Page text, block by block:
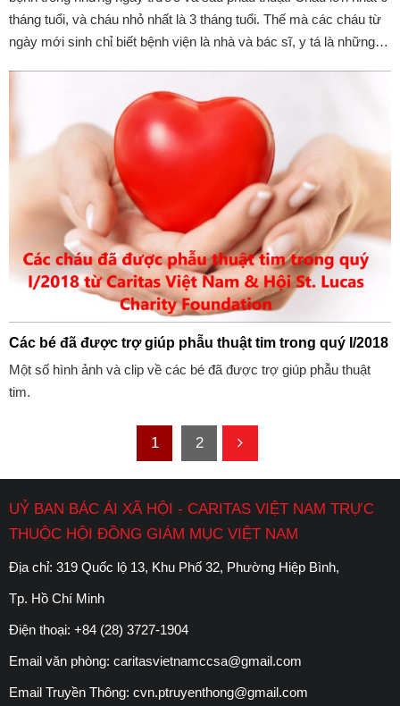
tháng tuổi, và cháu nhỏ nhất là 3 tháng tuổi. Thế mà các cháu từ
ngày mới sinh chỉ biết bệnh viện là nhà và bác sĩ, y tá là những
Các bé đã được trợ giúp phẫu thuật tim trong quý I/2018
Một số hình ảnh và clip về các bé đã được trợ giúp phẫu thuật
tim.
1 2
UỶ BAN BÁC ÁI XÃ HỘI - CARITAS VIỆT NAM TRỰC
THUỘC HỘI ĐỒNG GIÁM MỤC VIỆT NAM
Địa chỉ: 319 Quốc lộ 13, Khu Phố 32, Phường Hiệp Bình,
Tp. Hồ Chí Minh
Điện thoại: +84 (28) 3727-1904
Email văn phòng: caritasvietnamccsa@gmail.com
Email Truyền Thông: cvn.ptruyenthong@gmail.com